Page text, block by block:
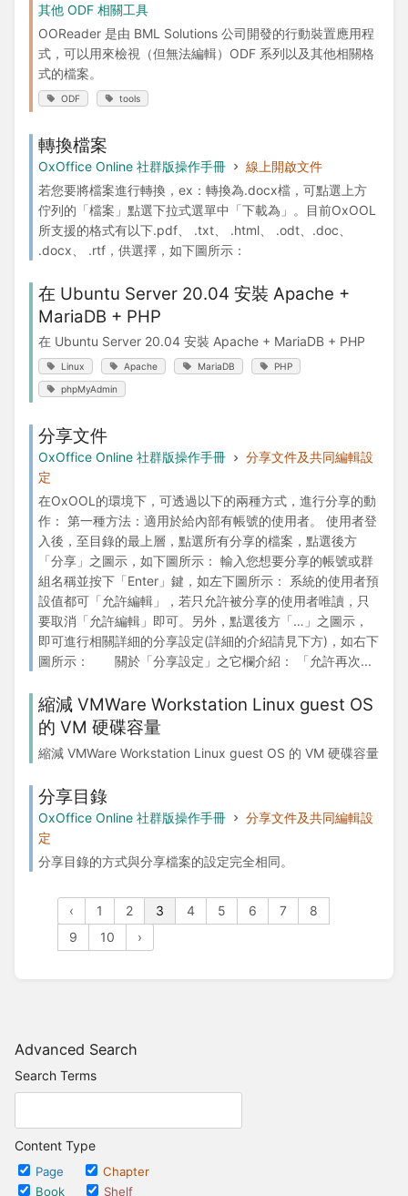
Advanced Search
Search Terms
Content Type
Page
Chapter
Book
Shelf
其他 ODF 相關工具
OOReader 是由 BML Solutions 公司開發的行動裝置應用程
式，可以用來檢視（但無法編輯）ODF 系列以及其他相關格
式的檔案。
ODF tools
轉換檔案
OxOffice Online 社群版操作手冊
線上開啟文件
若您要將檔案進行轉換，ex：轉換為.docx檔，可點選上方
佇列的「檔案」點選下拉式選單中「下載為」。目前OxOOL
所支援的格式有以下.pdf、 .txt、 .html、 .odt、.doc、
.docx、 .rtf，供選擇，如下圖所示：
在 Ubuntu Server 20.04 安裝 Apache +
MariaDB + PHP
在 Ubuntu Server 20.04 安裝 Apache + MariaDB + PHP
Linux Apache MariaDB PHP
phpMyAdmin
分享文件
OxOffice Online 社群版操作手冊
分享文件及共同編輯設
定
在OxOOL的環境下，可透過以下的兩種方式，進行分享的動
作： 第一種方法：適用於給內部有帳號的使用者。 使用者登
入後，至目錄的最上層，點選所有分享的檔案，點選後方
「分享」之圖示，如下圖所示： 輸入您想要分享的帳號或群
組名稱並按下「Enter」鍵，如左下圖所示： 系統的使用者預
設值都可「允許編輯」，若只允許被分享的使用者唯讀，只
要取消「允許編輯」即可。另外，點選後方「…」之圖示，
即可進行相關詳細的分享設定(詳細的介紹請見下方)，如右下
圖所示： 關於「分享設定」之它欄介紹： 「允許再次...
縮減 VMWare Workstation Linux guest OS
的 VM 硬碟容量
縮減 VMWare Workstation Linux guest OS 的 VM 硬碟容量
分享目錄
OxOffice Online 社群版操作手冊
分享文件及共同編輯設
定
分享目錄的方式與分享檔案的設定完全相同。
‹ 1 2 3 4 5 6 7
8
9
10 ›